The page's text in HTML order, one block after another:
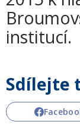
institucí.
Sdílejte